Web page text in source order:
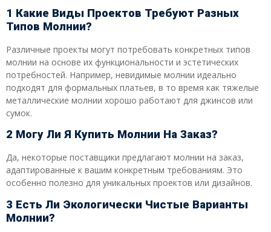
1 Какие Виды Проектов Требуют Разных
Типов Молнии?
Различные проекты могут потребовать конкретных типов
молнии на основе их функциональности и эстетических
потребностей. Например, невидимые молнии идеально
подходят для формальных платьев, в то время как тяжелые
металлические молнии хорошо работают для джинсов или
сумок.
2 Могу Ли Я Купить Молнии На Заказ?
Да, некоторые поставщики предлагают молнии на заказ,
адаптированные к вашим конкретным требованиям. Это
особенно полезно для уникальных проектов или дизайнов.
3 Есть Ли Экологически Чистые Варианты
Молнии?